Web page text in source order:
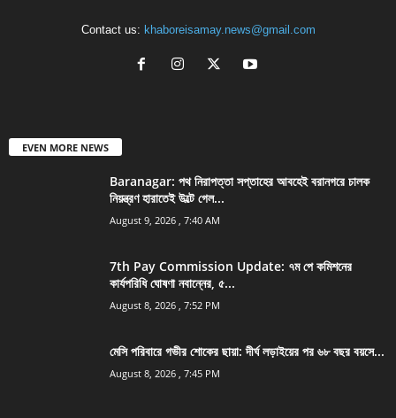
Contact us: khaboreisamay.news@gmail.com
EVEN MORE NEWS
Baranagar: পথ নিরাপত্তা সপ্তাহের আবহেই বরানগরে চালক
নিয়ন্ত্রণ হারাতেই উল্টে গেল...
August 9, 2026 , 7:40 AM
7th Pay Commission Update: ৭ম পে কমিশনের
কার্যপরিধি ঘোষণা নবান্নের, ৫...
August 8, 2026 , 7:52 PM
মেসি পরিবারে গভীর শোকের ছায়া: দীর্ঘ লড়াইয়ের পর ৬৮ বছর বয়সে...
August 8, 2026 , 7:45 PM